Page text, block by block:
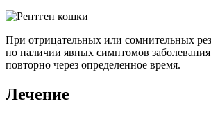
При отрицательных или сомнительных
но наличии явных симптомов
повторно через определенное время.
Лечение